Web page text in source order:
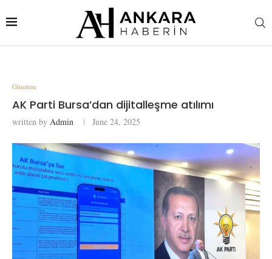
Gündem
AK Parti Bursa’dan dijitalleşme atılımı
written by Admin June 24, 2025